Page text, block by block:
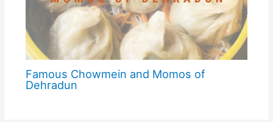
Famous Chowmein and Momos of
Dehradun